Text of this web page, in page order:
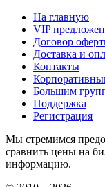
На главную
VIP
Договор
Доставка и
Контакты
Большим
Поддержка
Регистрация
Мы стремимся
сравнить цены на
информацию.